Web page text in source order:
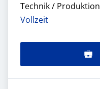
Technik / Produktion
Vollzeit